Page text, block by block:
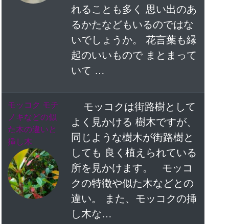
れることも多く 思い出のあ
るかたなどもいるのではな
いでしょうか。 花言葉も縁
起のいいもので まとまって
いて …
モッコク モチ
ノキなどの似
た木の違いと
挿し木
モッコクは街路樹として
よく見かける 樹木ですが、
同じような樹木が街路樹と
しても 良く植えられている
所を見かけます。 モッコ
クの特徴や似た木などとの
違い。 また、モッコクの挿
し木な…